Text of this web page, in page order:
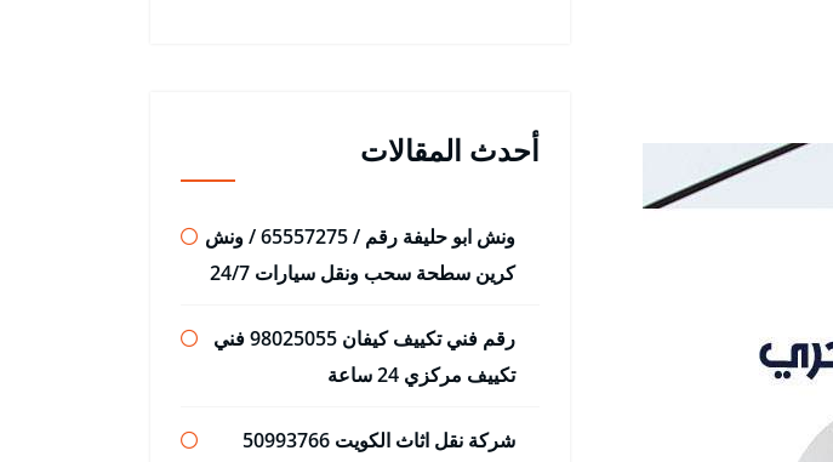
أحدث المقالات
ونش ابو حليفة رقم / 65557275 / ونش
كرين سطحة سحب ونقل سيارات 24/7
رقم فني تكييف كيفان 98025055 فني
تكييف مركزي 24 ساعة
شركة نقل اثاث الكويت 50993766